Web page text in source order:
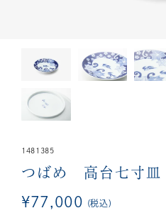
1481385
つばめ 高台七寸皿
¥77,000 税込